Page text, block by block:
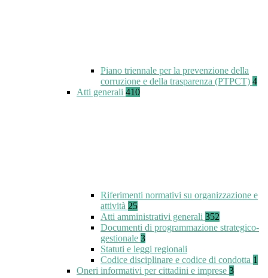
Piano triennale per la prevenzione della
corruzione e della trasparenza (PTPCT) 4
Atti generali 410
Riferimenti normativi su organizzazione e
attività 25
Atti amministrativi generali 352
Documenti di programmazione strategico-
gestionale 3
Statuti e leggi regionali
Codice disciplinare e codice di condotta 1
Oneri informativi per cittadini e imprese 3